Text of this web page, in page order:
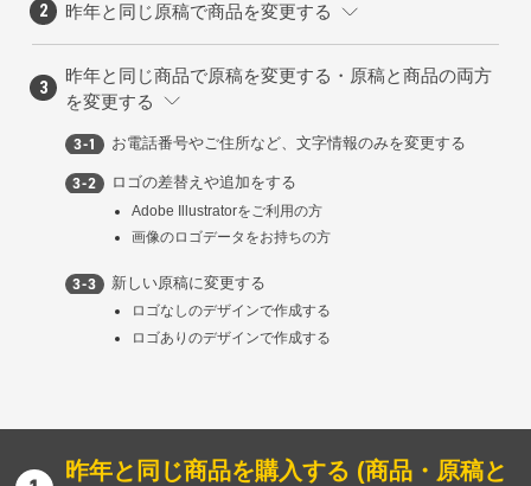
昨年と同じ原稿で商品を変更する
昨年と同じ商品で原稿を変更する・原稿と商品の両方
を変更する
お電話番号やご住所など、文字情報のみを変更する
ロゴの差替えや追加をする
Adobe Illustratorをご利用の方
画像のロゴデータをお持ちの方
新しい原稿に変更する
ロゴなしのデザインで作成する
ロゴありのデザインで作成する
昨年と同じ商品を購入する (商品・原稿と